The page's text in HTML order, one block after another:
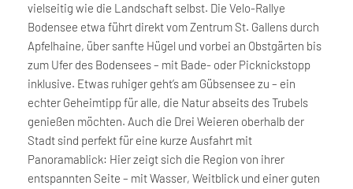
vielseitig wie die Landschaft selbst. Die Velo-Rallye
Bodensee etwa führt direkt vom Zentrum St. Gallens durch
Apfelhaine, über sanfte Hügel und vorbei an Obstgärten bis
zum Ufer des Bodensees – mit Bade- oder Picknickstopp
inklusive. Etwas ruhiger geht’s am Gübsensee zu – ein
echter Geheimtipp für alle, die Natur abseits des Trubels
genießen möchten. Auch die Drei Weieren oberhalb der
Stadt sind perfekt für eine kurze Ausfahrt mit
Panoramablick: Hier zeigt sich die Region von ihrer
entspannten Seite – mit Wasser, Weitblick und einer guten